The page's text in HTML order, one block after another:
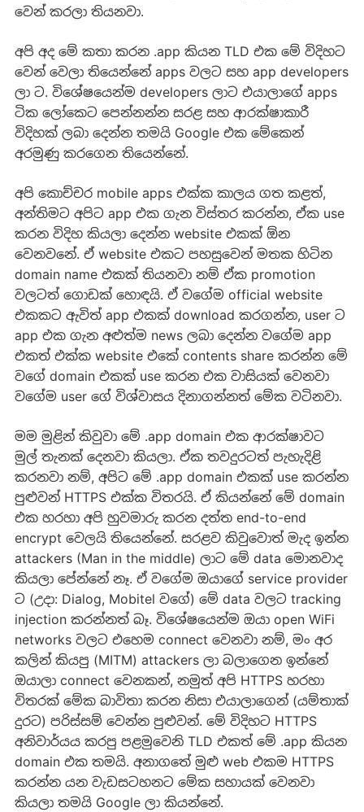
වෙන් කරලා තියනවා.
අපි අද මේ කතා කරන .app කියන TLD එක මේ විදිහට
වෙන් වෙලා තියෙන්නේ apps වලට සහ app developers
ලා ට. විශේෂයෙන්ම developers ලාට එයාලාගේ apps
ටික ලෝකෙට පෙන්නන්න සරළ සහ ආරක්ෂාකාරී
විදිහක් ලබා දෙන්න තමයි Google එක මේකෙන්
අරමුණු කරගෙන තියෙන්නේ.‍
අපි කොච්චර mobile apps එක්ක කාලය ගත කළත්,
අන්තිමට අපිට app එක ගැන විස්තර කරන්න, ඒක use
කරන විදිහ කියලා දෙන්න website එකක් ඕන
වෙනවනේ. ඒ website එකට පහසුවෙන් මතක හිටින
domain name එකක් තියනවා නම් ඒක promotion
වලටත් ගොඩක් හොඳයි. ඒ වගේම official website
එකකට ඇවිත් app එකක් download කරගන්න, user ට
app එක ගැන අළුත්ම news ලබා දෙන්න වගේම app
එකත් එක්ක website එකේ contents share කරන්න මේ
වගේ domain එකක් use කරන එක වාසියක් වෙනවා
වගේම user ගේ විශ්වාසය දිනාගන්නත් මේක වටිනවා.
මම මුළින් කිවුවා මේ .app domain එක ආරක්ෂාවට
මුල් තැනක් දෙනවා කියලා. ඒක තවදුරටත් පැහැදිළි
කරනවා නම්, අපිට මේ .app domain එකක් use කරන්න
පුළුවන් HTTPS එක්ක විතරයි. ඒ කියන්නේ මේ domain
එක හරහා අපි හුවමාරු කරන දත්ත end-to-end
encrypt වෙලයි තියෙන්නේ. සරළව කිවුවොත් මැද ඉන්න
attackers (Man in the middle) ලාට මේ data මොනවාද
කියලා පේන්නේ නෑ. ඒ වගේම ඔයාගේ service provider
ට (උදා: Dialog, Mobitel වගේ) මේ data වලට tracking
injection කරන්නත් බෑ. විශේෂයෙන්ම ඔයා open WiFi
networks වලට එහෙම connect වෙනවා නම්, මං අර
කලින් කියපු (MITM) attackers ලා බලාගෙන ඉන්නේ
ඔයාලා connect වෙනකන්, නමුත් අපි HTTPS හරහා
විතරක් මේක බාවිතා කරන නිසා එයාලාගෙන් (යම්තාක්
දුරට) පරිස්සම් වෙන්න පුළුවන්. මේ විදිහට HTTPS
අනිවාර්යය කරපු පළමුවෙනි TLD එකත් මේ .app කියන
domain එක තමයි. අනාගතේ මුළු web එකම HTTPS
කරන්න යන වැඩසටහනට මේක සහායක් වෙනවා
කියලා තමයි Google ලා කියන්නේ.